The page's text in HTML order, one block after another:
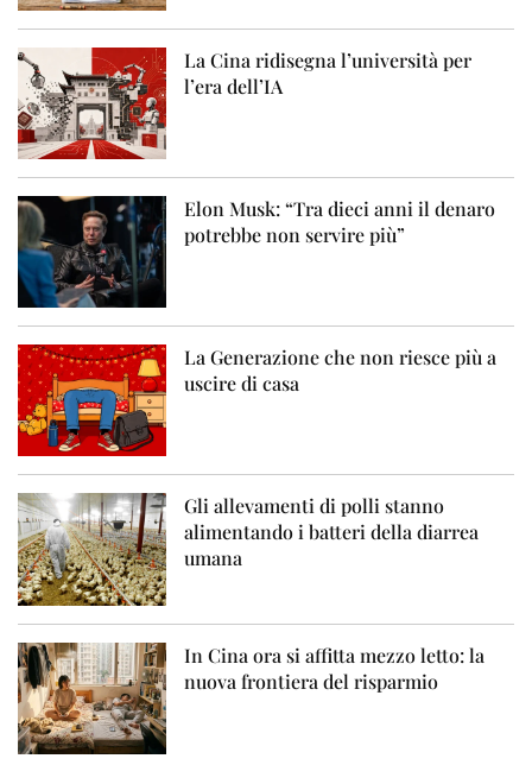
La Cina ridisegna l’università per
l’era dell’IA
Elon Musk: “Tra dieci anni il denaro
potrebbe non servire più”
La Generazione che non riesce più a
uscire di casa
Gli allevamenti di polli stanno
alimentando i batteri della diarrea
umana
In Cina ora si affitta mezzo letto: la
nuova frontiera del risparmio